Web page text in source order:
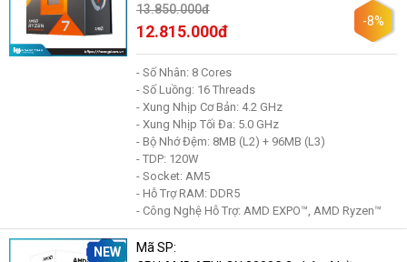
13.850.000đ
12.815.000đ
-8%
- Số Nhân: 8 Cores
- Số Luồng: 16 Threads
- Xung Nhịp Cơ Bản: 4.2 GHz
- Xung Nhịp Tối Đa: 5.0 GHz
- Bộ Nhớ Đệm: 8MB (L2) + 96MB (L3)
- TDP: 120W
- Socket: AM5
- Hỗ Trợ RAM: DDR5
- Công Nghệ Hỗ Trợ: AMD EXPO™, AMD Ryzen™
NEW
Mã SP: